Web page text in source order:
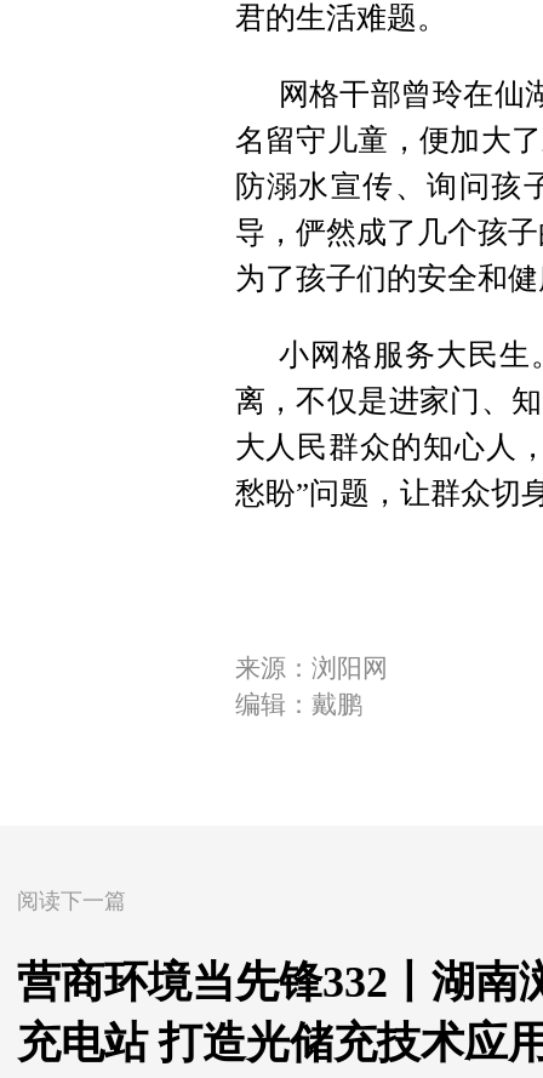
君的生活难题。
网格干部曾玲在仙
名留守儿童，便加大
防溺水宣传、询问孩
导，俨然成了几个孩
为了孩子们的安全和
小网格服务大民生
离，不仅是进家门、
大人民群众的知心人
愁盼”问题，让群众切
来源：浏阳网
编辑：戴鹏
阅读下一篇
营商环境当先锋332丨湖
充电站 打造光储充技术应